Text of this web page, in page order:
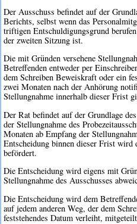
Der Ausschuss befindet auf der
Berichts, selbst wenn das
triftigen Entschuldigungsgrund
der zweiten Sitzung ist.
Die mit Gründen versehene
Betreffenden entweder per
dem Schreiben Beweiskraft oder ein
zwei Monaten nach der Anhörung
Stellungnahme innerhalb dieser Frist
Der Rat befindet auf der Grundlage
der Stellungnahme des
Monaten ab Empfang der
Entscheidung binnen dieser Frist wird
befördert.
Die Entscheidung wird eigens mit
Stellungnahme des Ausschusses
Die Entscheidung wird dem
auf jedem anderen Weg, der dem
feststehendes Datum verleiht,